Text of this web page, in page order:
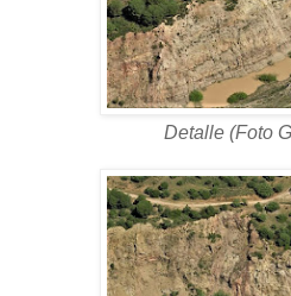
Detalle (Foto